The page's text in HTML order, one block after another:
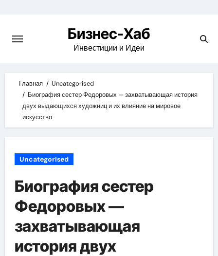
content
Бизнес-Хаб
Инвестиции и Идеи
Главная
Uncategorised
Биография сестер Федоровых — захватывающая история
двух выдающихся художниц и их влияние на мировое
искусство
Uncategorised
Биография сестер
Федоровых —
захватывающая
история двух